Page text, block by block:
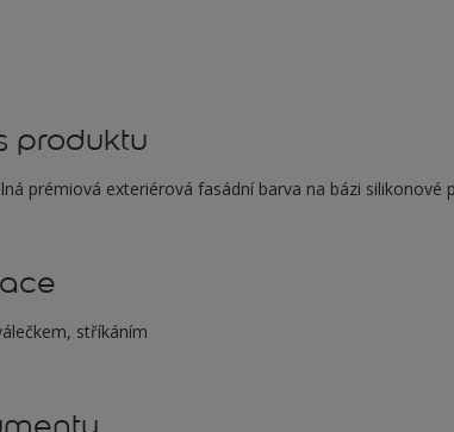
produktu
prémiová exteriérová fasádní barva na bázi
stříkáním